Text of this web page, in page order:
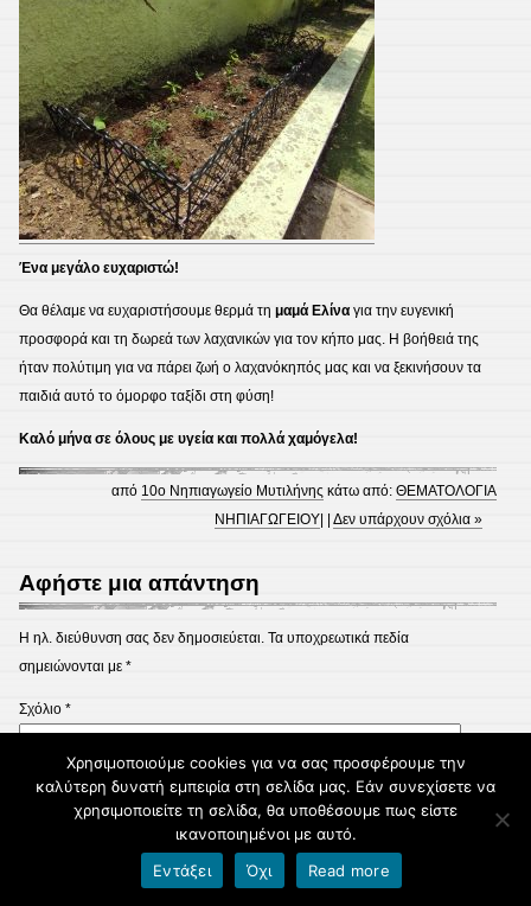
Ένα μεγάλο ευχαριστώ!
Θα θέλαμε να ευχαριστήσουμε θερμά τη μαμά Ελίνα για την ευγενική
προσφορά και τη δωρεά των λαχανικών για τον κήπο μας. Η βοήθειά της
ήταν πολύτιμη για να πάρει ζωή ο λαχανόκηπός μας και να ξεκινήσουν τα
παιδιά αυτό το όμορφο ταξίδι στη φύση!
Καλό μήνα σε όλους με υγεία και πολλά χαμόγελα!
από 10ο Νηπιαγωγείο Μυτιλήνης κάτω από:ΘΕΜΑΤΟΛΟΓΙΑ
ΝΗΠΙΑΓΩΓΕΙΟΥ | |Δεν υπάρχουν σχόλια »
Αφήστε μια απάντηση
Η ηλ. διεύθυνση σας δεν δημοσιεύεται. Τα υποχρεωτικά πεδία
σημειώνονται με *
Σχόλιο *
Χρησιμοποιούμε cookies για να σας προσφέρουμε την
καλύτερη δυνατή εμπειρία στη σελίδα μας. Εάν συνεχίσετε να
χρησιμοποιείτε τη σελίδα, θα υποθέσουμε πως είστε
ικανοποιημένοι με αυτό.
Εντάξει
Όχι Read more